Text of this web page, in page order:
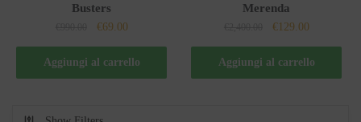
Busters
Il
originale
era:
€69.00Il
attuale
è:
Aggiungi al carrello
Merenda
Il
originale
era:
€129.00Il
attuale
è:
Aggiungi al carrello